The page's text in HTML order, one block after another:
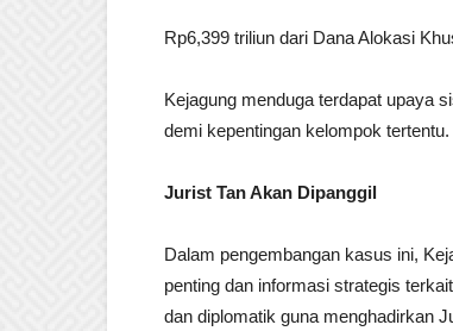
Rp6,399 triliun dari Dana Alokasi
Kejagung menduga terdapat upaya
demi kepentingan kelompok tertentu.
Jurist Tan Akan Dipanggil
Dalam pengembangan kasus ini,
penting dan informasi strategis
dan diplomatik guna menghadirkan